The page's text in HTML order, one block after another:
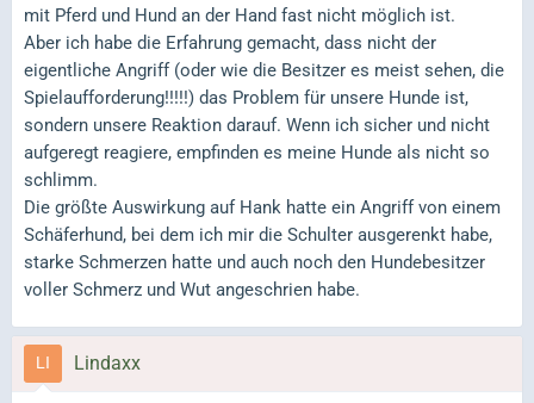
mit Pferd und Hund an der Hand fast nicht möglich ist.
Aber ich habe die Erfahrung gemacht, dass nicht der
eigentliche Angriff (oder wie die Besitzer es meist sehen, die
Spielaufforderung!!!!!) das Problem für unsere Hunde ist,
sondern unsere Reaktion darauf. Wenn ich sicher und nicht
aufgeregt reagiere, empfinden es meine Hunde als nicht so
schlimm.
Die größte Auswirkung auf Hank hatte ein Angriff von einem
Schäferhund, bei dem ich mir die Schulter ausgerenkt habe,
starke Schmerzen hatte und auch noch den Hundebesitzer
voller Schmerz und Wut angeschrien habe.
Lindaxx